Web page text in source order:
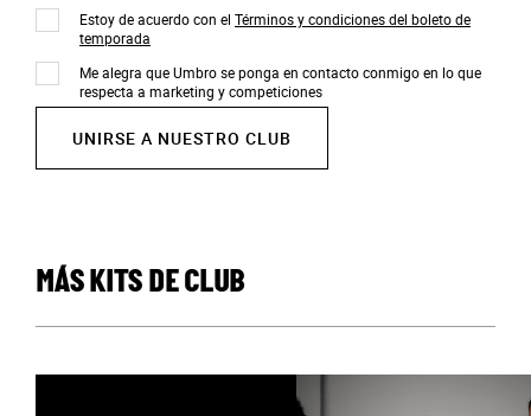
Estoy de acuerdo con el Términos y condiciones del boleto de
temporada
Me alegra que Umbro se ponga en contacto conmigo en lo que
respecta a marketing y competiciones
UNIRSE A NUESTRO CLUB
MÁS KITS DE CLUB